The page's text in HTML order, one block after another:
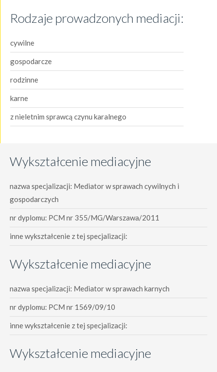
Rodzaje prowadzonych mediacji:
cywilne
gospodarcze
rodzinne
karne
z nieletnim sprawcą czynu karalnego
Wykształcenie mediacyjne
nazwa specjalizacji: Mediator w sprawach cywilnych i
gospodarczych
nr dyplomu: PCM nr 355/MG/Warszawa/2011
inne wykształcenie z tej specjalizacji:
Wykształcenie mediacyjne
nazwa specjalizacji: Mediator w sprawach karnych
nr dyplomu: PCM nr 1569/09/10
inne wykształcenie z tej specjalizacji:
Wykształcenie mediacyjne